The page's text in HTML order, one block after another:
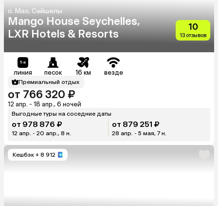
о. Маэ, Сейшелы
Mango House Seychelles,
LXR Hotels & Resorts
10
13 отзывов
линия песок 16 км везде
Премиальный отдых
от 766 320 ₽
12 апр. - 18 апр., 6 ночей
Выгодные туры на соседние даты
от 978 876 ₽
12 апр. - 20 апр., 8 н.
от 879 251 ₽
28 апр. - 5 мая, 7 н.
Кешбэк + 8 912